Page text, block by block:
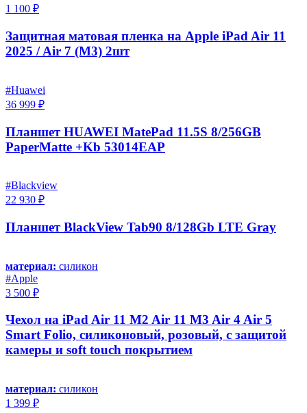
1 100 ₽
Защитная матовая пленка на Apple iPad Air 11
2025 / Air 7 (M3) 2шт
#Huawei
36 999 ₽
Планшет HUAWEI MatePad 11.5S 8/256GB
PaperMatte +Kb 53014EAP
#Blackview
22 930 ₽
Планшет BlackView Tab90 8/128Gb LTE Gray
материал: силикон
#Apple
3 500 ₽
Чехол на iPad Air 11 M2 Air 11 M3 Air 4 Air 5
Smart Folio, силиконовый, розовый, с защитой
камеры и soft touch покрытием
материал: силикон
1 399 ₽